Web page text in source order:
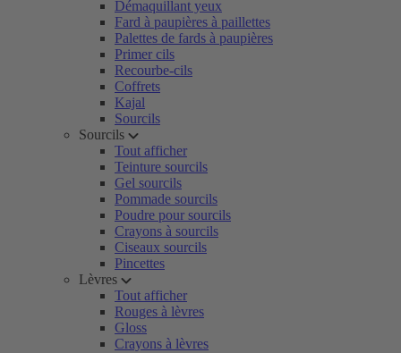
Démaquillant yeux
Fard à paupières à paillettes
Palettes de fards à paupières
Primer cils
Recourbe-cils
Coffrets
Kajal
Sourcils
Sourcils
Tout afficher
Teinture sourcils
Gel sourcils
Pommade sourcils
Poudre pour sourcils
Crayons à sourcils
Ciseaux sourcils
Pincettes
Lèvres
Tout afficher
Rouges à lèvres
Gloss
Crayons à lèvres